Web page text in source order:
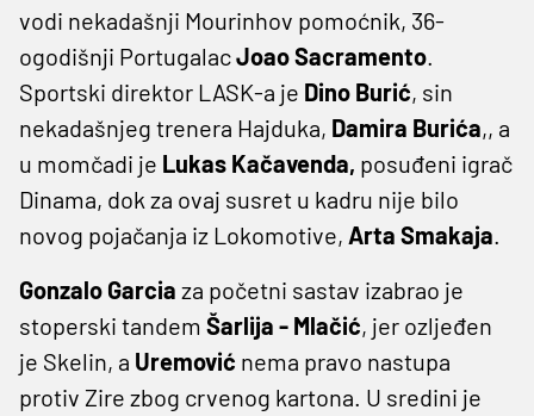
vodi nekadašnji Mourinhov pomoćnik, 36-
ogodišnji PortugalacJoao Sacramento.
Sportski direktor LASK-a je Dino Burić, sin
nekadašnjeg trenera Hajduka, Damira Burića,, a
u momčadi je Lukas Kačavenda, posuđeni igrač
Dinama, dok za ovaj susret u kadru nije bilo
novog pojačanja iz Lokomotive, Arta Smakaja.
Gonzalo Garcia za početni sastav izabrao je
stoperski tandem Šarlija - Mlačić, jer ozljeđen
je Skelin, a Uremović nema pravo nastupa
protiv Zire zbog crvenog kartona. U sredini je